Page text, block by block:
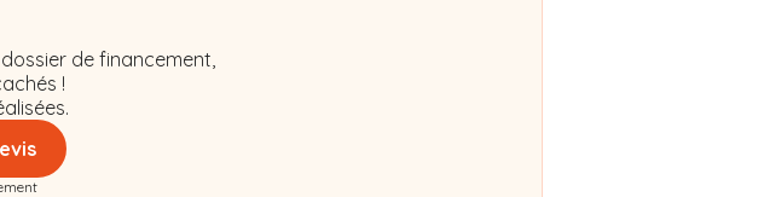
de financement,
!